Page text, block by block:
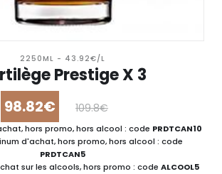
2250ML - 43.92€/L
Prestige X 3
98.82€ 109.8€
hors promo, hors alcool : code PRDTCAN10
d'achat, hors promo, hors alcool : code
PRDTCAN5
sur les alcools, hors promo : code ALCOOL5